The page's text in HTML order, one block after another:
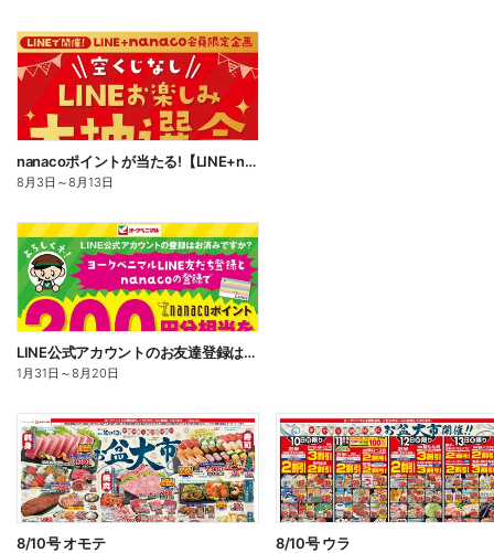
nanacoポイントが当たる!【LINE+nanaco会員限定】LINEお楽しみ大抽選会!
8月3日 ～8月13日
LINE公式アカウントのお友達登録はお済みですか?
1月31日 ～8月20日
8/10号 オモテ 8/10号 ウラ